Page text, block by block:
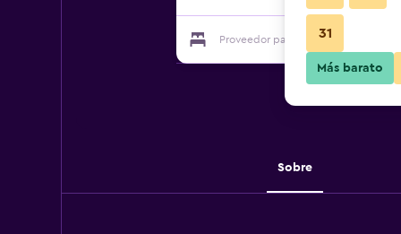
Proveedor para Agriturismo Terra Del
Sobre
31
Más barato